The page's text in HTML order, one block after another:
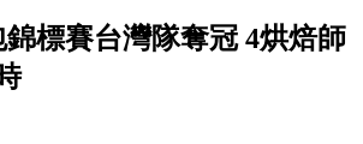
標賽台灣隊奪冠 4烘焙師